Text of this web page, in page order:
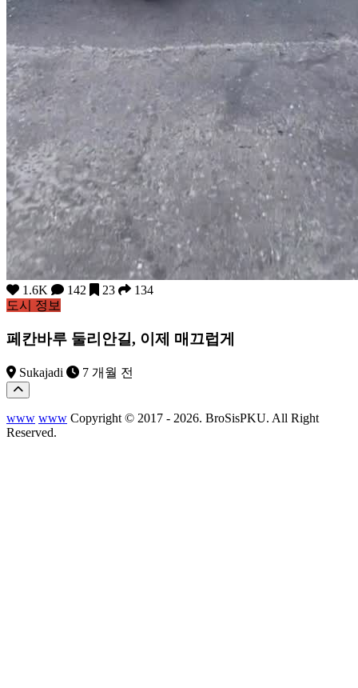
1.6K 142 23
134
도시 정보
페칸바루 둘리안길, 이제 매끄럽게
Sukajadi 7 개월 전
www www Copyright © 2017 - 2026. BroSisPKU. All Right
Reserved.